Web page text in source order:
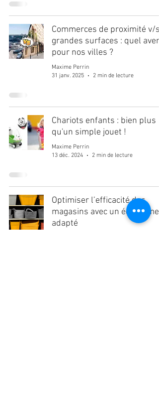
Commerces de proximité v/s
grandes surfaces : quel
pour nos villes ?
Maxime Perrin
31 janv. 2025
2 min de lecture
Chariots enfants : bien plus
qu'un simple jouet !
Maxime Perrin
13 déc. 2024
2 min de lecture
Optimiser l’efficacité des
magasins avec un
adapté